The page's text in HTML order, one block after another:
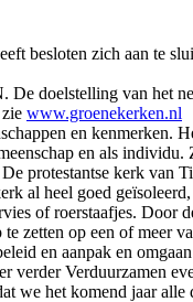
besloten zich aan te
doelstelling van het
www.groenekerken.nl
en kenmerken.
en als
protestantse kerk van
al heel goed
of roerstaafjes. Door
zetten op een of meer
en aanpak en
Verduurzamen
we het komend jaar